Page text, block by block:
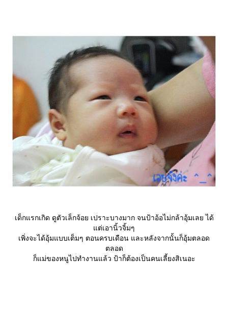
เด็กแรกเกิด ดูตัวเล็กจ้อย เปราะบางมาก จนป้าอ้อไม่กล้าอุ้มเลย ได้
ต่เอานิ้วจิ้มๆ
เพิ่งจะได้อุ้มแบบเต็มๆ ตอนครบเดือน และหลังจากนั้นก็อุ้มตลอด
ตลอด
ก็แม่ของหนูไปทำงานแล้ว ป้าก็ต้องเป็นคนเลี้ยงสิเนอะ